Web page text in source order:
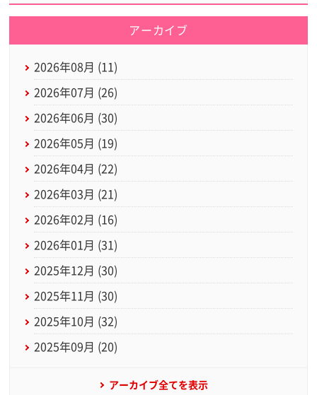
アーカイブ
2026年08月 (11)
2026年07月 (26)
2026年06月 (30)
2026年05月 (19)
2026年04月 (22)
2026年03月 (21)
2026年02月 (16)
2026年01月 (31)
2025年12月 (30)
2025年11月 (30)
2025年10月 (32)
2025年09月 (20)
アーカイブ全てを表示